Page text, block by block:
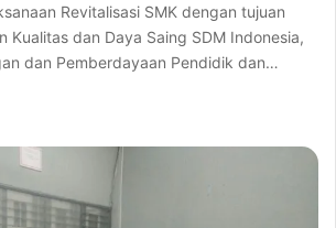
Revitalisasi SMK dengan tujuan
Kualitas dan Daya Saing SDM Indonesia,
dan Pemberdayaan Pendidik dan…